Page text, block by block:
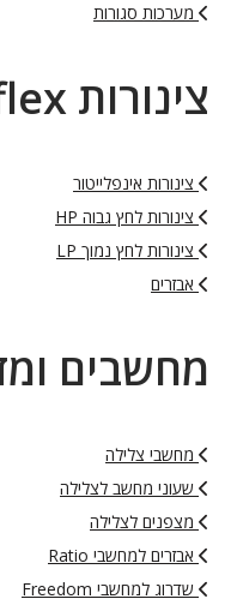
מערכות סגורות
צינורות Miflex
צינורות אינפלייטור
צינורות לחץ גבוה HP
צינורות לחץ נמוך LP
אבזרים
מחשבים
מחשבי צלילה
שעוני מחשב לצלילה
מצפנים לצלילה
אבזרים למחשבי Ratio
שדרוג למחשבי Freedom